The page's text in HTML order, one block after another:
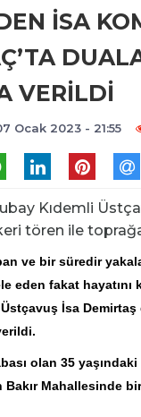
İSA
VERİLDİ
Ocak 2023 - 21:55
Kıdemli
tören ile
ve bir süredir
eden fakat hayatını
İsa
olan 35
Bakır Mahallesinde